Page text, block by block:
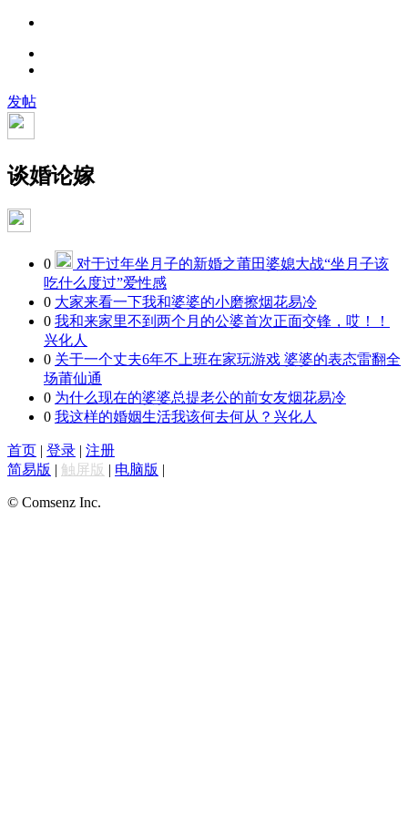
发帖
谈婚论嫁
0
对于过年坐月子的新婚之莆田婆媳大战“坐月子该
吃什么度过”爱性感
0 大家来看一下我和婆婆的小磨擦烟花易冷
0 我和来家里不到两个月的公婆首次正面交锋，哎！！
兴化人
0 关于一个丈夫6年不上班在家玩游戏 婆婆的表态雷翻全
场莆仙通
0 为什么现在的婆婆总提老公的前女友烟花易冷
0 我这样的婚姻生活我该何去何从？ 兴化人
首页 | 登录 | 注册
简易版 | 触屏版 | 电脑版 |
© Comsenz Inc.